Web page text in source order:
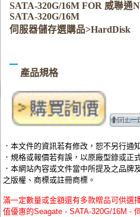
SATA-320G/16M FOR 威聯通
SATA-320G/16M
伺服器儲存選購品>HardDisk
產品規格
．本文件的資訊若有修改，恕不另行通
．規格或報價若有誤，以原廠型錄或正
．本網站內容或文件當中所提及之品牌
之版權、商標或註冊商標。
滿一定數量或金額還有多款贈品可供選
值優惠的Seagate - SATA-320G/16M -